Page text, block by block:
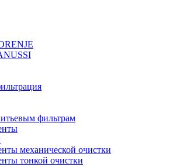
фильтрам
механической очистки
тонкой очистки